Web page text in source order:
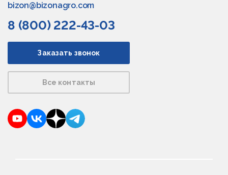
bizon@bizonagro.com
8 (800) 222-43-03
Заказать звонок
Все контакты
YouTubeVKontakte
DzenTelegram